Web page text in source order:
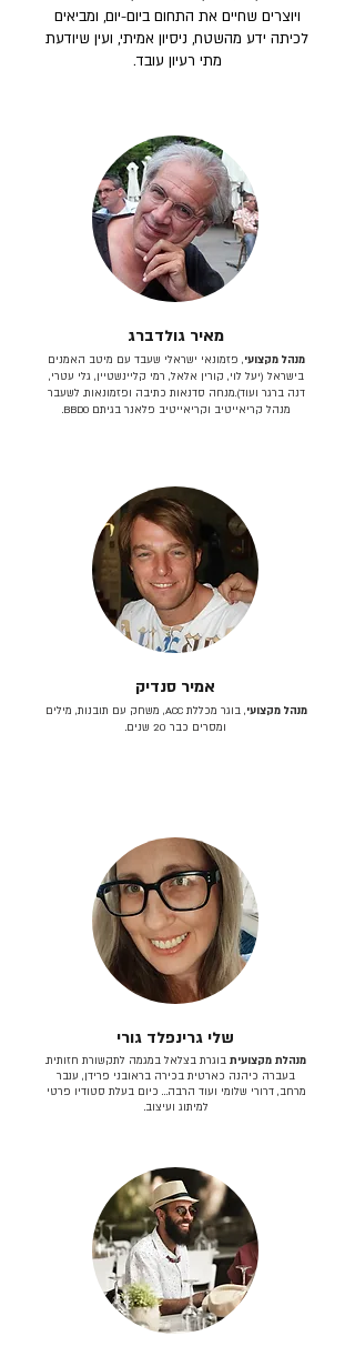
ויוצרים שחיים את התחום ביום-יום, ומביאים
לכיתה ידע מהשטח, ניסיון אמיתי, ועין שיודעת
מתי רעיון עובד.
מאיר גולדברג
מנהל מקצועי, פזמונאי ישראלי שעבד עם מיטב האמנים
בישראל (יעל לוי, קורין אלאל, רמי קליינשטיין, גלי עטרי,
דנה ברגר ועוד).מנחה סדנאות כתיבה ופזמונאות. לשעבר
מנהל קריאייטיב וקריאייטיב פלאנר בגיתם BBDO.
אמיר סנדיק
מנהל מקצועי
, בוגר מכללת ACC, משחק עם תובנות, מילים
ומסרים כבר 20 שנים.
שלי גרינפלד גורי
מנהלת מקצועית בוגרת בצלאל במגמה לתקשורת חזותית.
בעברה כיהנה כארטית בכירה בראובני פרידן, ענבר
מרחב, דרורי שלומי ועוד הרבה… כיום בעלת סטודיו פרטי
למיתוג ועיצוב.